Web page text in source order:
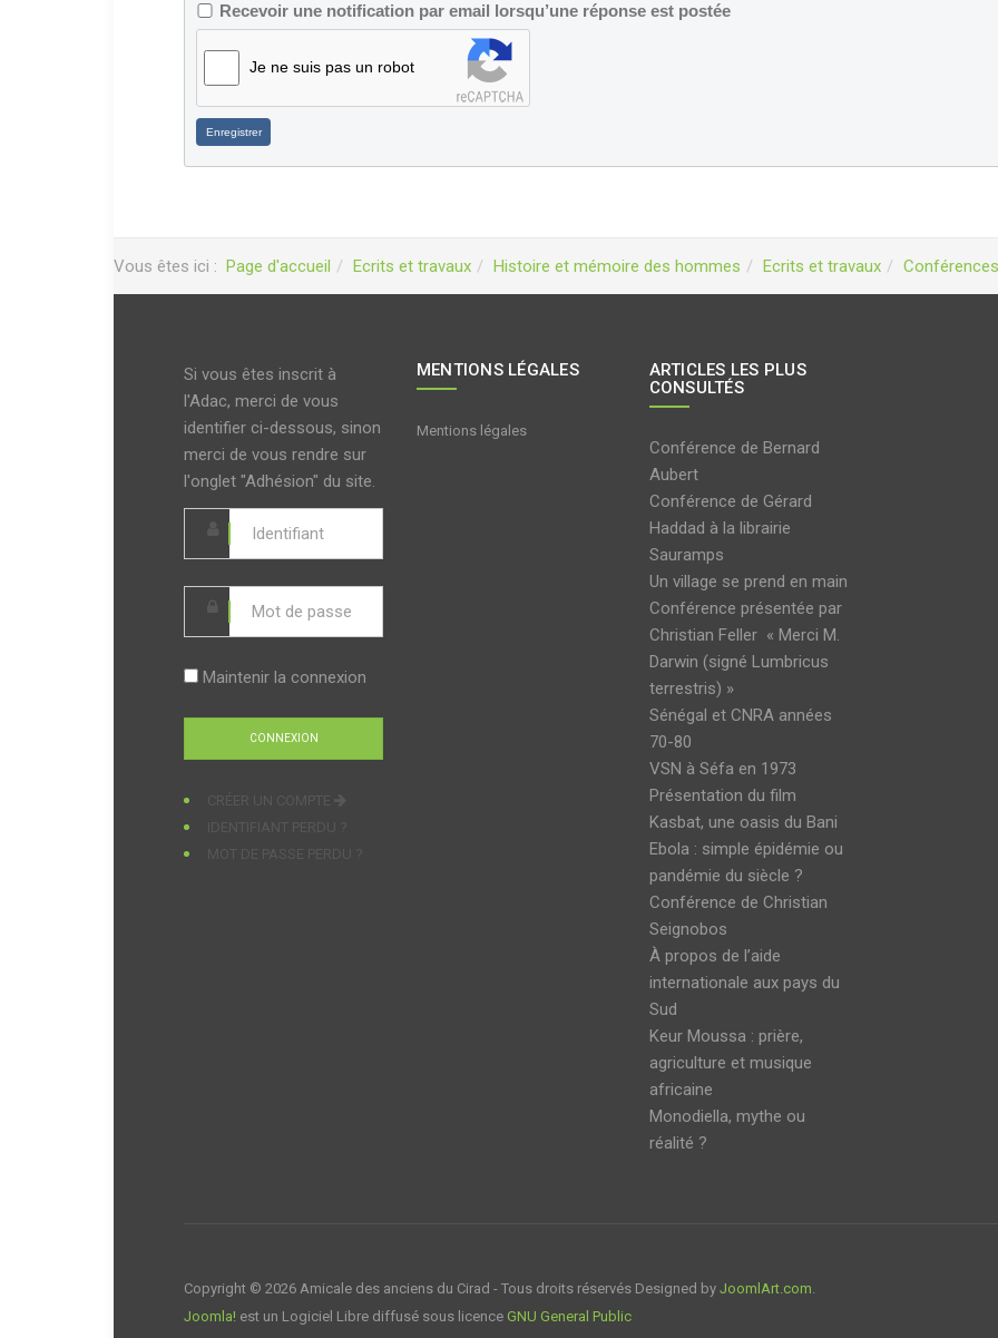
Recevoir une notification par email lorsqu’une réponse est postée
Je ne suis pas un robot
Enregistrer
Vous êtes ici : Page d'accueil Ecrits et travaux Histoire et mémoire des hommes Ecrits et travaux Conférences
Si vous êtes inscrit à
l'Adac, merci de vous
identifier ci-dessous, sinon
merci de vous rendre sur
l'onglet "Adhésion" du site.
Maintenir la connexion
MENTIONS LÉGALES
Mentions légales
ARTICLES LES PLUS
CONSULTÉS
Conférence de Bernard
Aubert
Conférence de Gérard
Haddad à la librairie
Sauramps
Un village se prend en main
Conférence présentée par
Christian Feller « Merci M.
Darwin (signé Lumbricus
terrestris) »
Sénégal et CNRA années
70-80
VSN à Séfa en 1973
Présentation du film
Kasbat, une oasis du Bani
Ebola : simple épidémie ou
pandémie du siècle ?
Conférence de Christian
Seignobos
À propos de l’aide
internationale aux pays du
Sud
Keur Moussa : prière,
agriculture et musique
africaine
Monodiella, mythe ou
réalité ?
Copyright © 2026 Amicale des anciens du Cirad - Tous droits réservés Designed byJoomlArt.com.
Joomla! est un Logiciel Libre diffusé sous licence GNU General Public